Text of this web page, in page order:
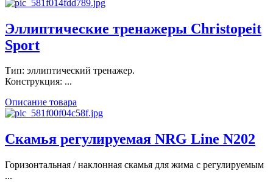
Эллиптические тренажеры Christopeit
Sport
Тип: эллиптический тренажер.
Конструкция: ...
Описание товара
Скамья регулируемая NRG Line N202
Горизонтальная / наклонная скамья для жима с регулируемым
...